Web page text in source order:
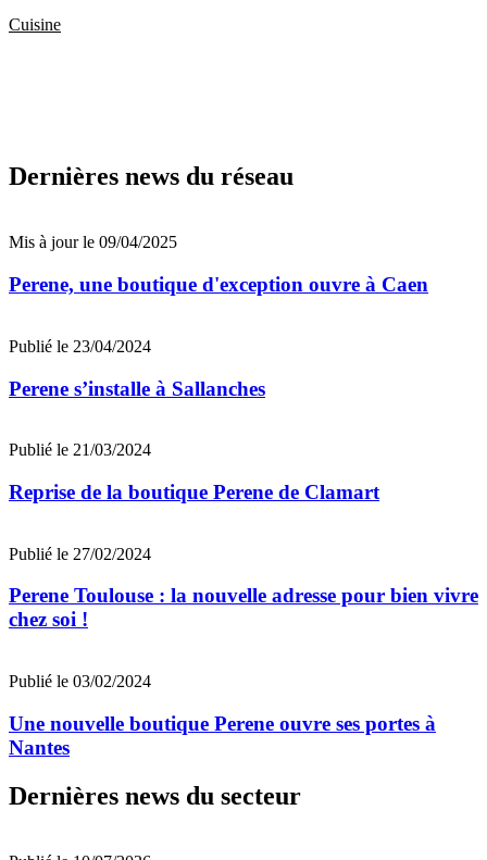
Cuisine
Dernières news du réseau
Mis à jour le 09/04/2025
Perene, une boutique d'exception ouvre à Caen
Publié le 23/04/2024
Perene s’installe à Sallanches
Publié le 21/03/2024
Reprise de la boutique Perene de Clamart
Publié le 27/02/2024
Perene Toulouse : la nouvelle adresse pour bien vivre
chez soi !
Publié le 03/02/2024
Une nouvelle boutique Perene ouvre ses portes à
Nantes
Dernières news du secteur